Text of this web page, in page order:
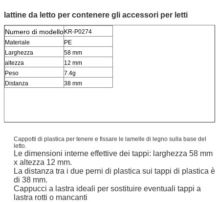
lattine da letto per contenere gli accessori per letti
Numero di modelloKR-P0274
Materiale
PE
Larghezza
58 mm
altezza
12 mm
Peso
7.4g
Distanza
38 mm
Cappotti di plastica per tenere e fissare le lamelle di legno sulla base del
letto.
Le dimensioni interne effettive dei tappi: larghezza 58 mm
x altezza 12 mm.
La distanza tra i due perni di plastica sui tappi di plastica è
di 38 mm.
Cappucci a lastra ideali per sostituire eventuali tappi a
lastra rotti o mancanti